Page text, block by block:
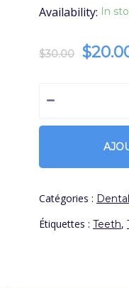
Availability: In
$30.00 $
Catégories :
Étiquettes : Teeth,